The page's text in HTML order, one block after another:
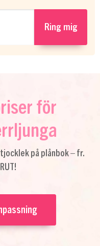
Ring mig
för
på plånbok – fr.